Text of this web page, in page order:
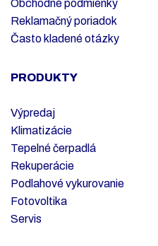
Obchodné podmienky
Reklamačný poriadok
Často kladené otázky
PRODUKTY
Výpredaj
Klimatizácie
Tepelné čerpadlá
Rekuperácie
Podlahové vykurovanie
Fotovoltika
Servis